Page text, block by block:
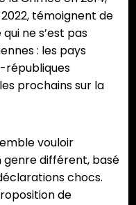
2022, témoignent de
ne s’est pas
: les pays
républiques
prochains sur la
vouloir
genre différent, basé
chocs.
de